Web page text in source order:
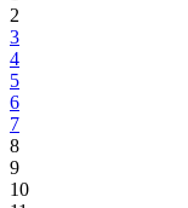
2
3
4
5
6
7
8
9
10